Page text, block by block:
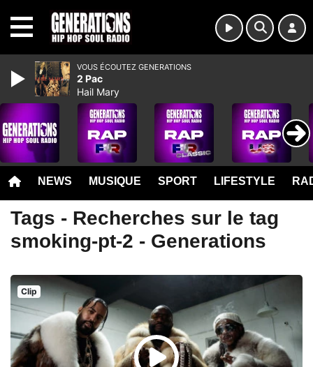
NEWS MUSIQUE SPORT LIFESTYLE
Tags - Recherches sur le tag
smoking-pt-2 - Generations
Clip
VOUS ÉCOUTEZ GENERATIONS
2 Pac
Hail Mary